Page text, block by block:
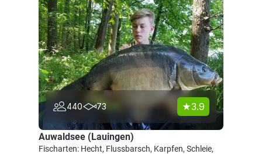
440 73 3.9
Auwaldsee (Lauingen)
Fischarten: Hecht, Flussbarsch, Karpfen, Schleie,